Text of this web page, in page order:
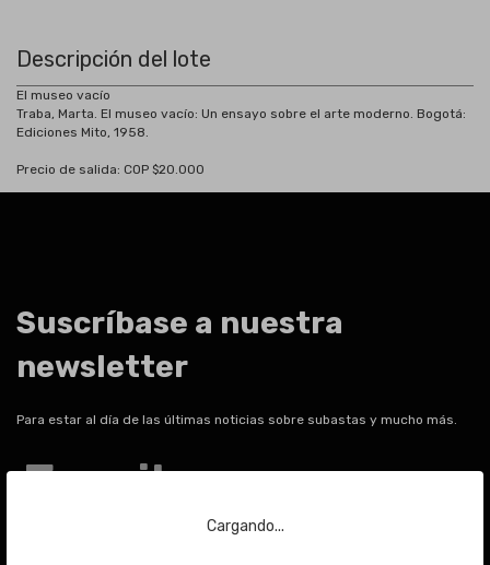
Cargando...
Descripción del lote
El museo vacío
Traba, Marta. El museo vacío: Un ensayo sobre el arte moderno. Bogotá:
Ediciones Mito, 1958.
Precio de salida: COP $20.000
Suscríbase a nuestra
newsletter
Para estar al día de las últimas noticias sobre subastas y mucho más.
Email